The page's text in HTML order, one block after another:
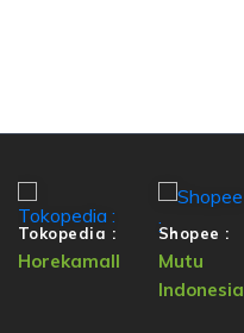
Tokopedia :
Horekamall
Shopee :
Mutu
Indonesia